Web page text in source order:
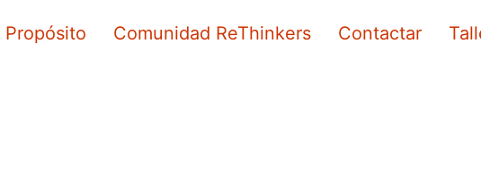
Propósito Comunidad ReThinkers Contactar